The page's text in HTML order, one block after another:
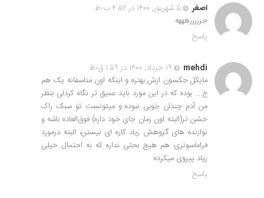
اصغر
۵ شهریور, ۱۴۰۰ در ۴:۵۲ ب٫ظ
جرررررهههه
پاسخ
mehdi
۱۹ خرداد, ۱۴۰۰ در ۱:۵۹ ق٫ظ
مایکل جکسون ازش بهتره و اینکه اون متاسفانه یک هم
ج…. بوده که در این مورد باید عمیق تر نگاه کردلی بنظر
من آدم چندان خوبی نبوده و میتونست تو سبک راک
خشن تر(البته اون زمان جای خود داره) فوق‌العاده باشه و
نوازنده های گروهش زیاد کاره ای نیستن، البته درمورد
فراماسونری هم هیچ بحثی نداره که به احتمال خیلی
زیاد پیروی میکرده
پاسخ